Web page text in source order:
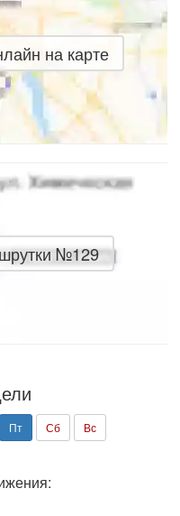
на карте
№129
Пт Сб Вс